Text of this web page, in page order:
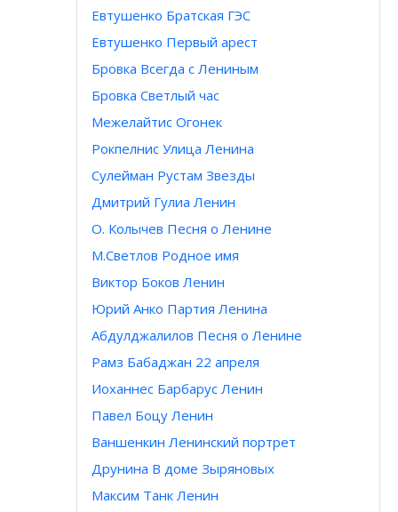
Евтушенко Братская ГЭС
Евтушенко Первый арест
Бровка Всегда с Лениным
Бровка Светлый час
Межелайтис Огонек
Рокпелнис Улица Ленина
Сулейман Рустам Звезды
Дмитрий Гулиа Ленин
О. Колычев Песня о Ленине
М.Светлов Родное имя
Виктор Боков Ленин
Юрий Анко Партия Ленина
Абдулджалилов Песня о Ленине
Рамз Бабаджан 22 апреля
Иоханнес Барбарус Ленин
Павел Боцу Ленин
Ваншенкин Ленинский портрет
Друнина В доме Зыряновых
Максим Танк Ленин